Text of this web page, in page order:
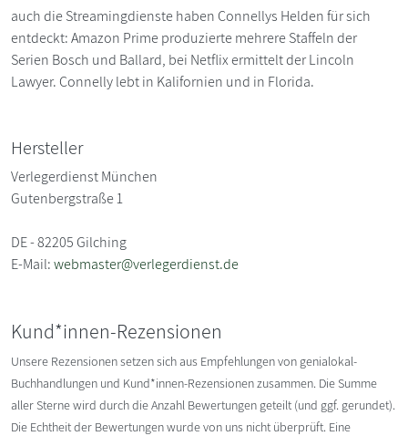
auch die Streamingdienste haben Connellys Helden für sich
entdeckt: Amazon Prime produzierte mehrere Staffeln der
Serien Bosch und Ballard, bei Netflix ermittelt der Lincoln
Lawyer. Connelly lebt in Kalifornien und in Florida.
Hersteller
Verlegerdienst München
Gutenbergstraße 1
DE - 82205 Gilching
E-Mail:webmaster@verlegerdienst.de
Kund*innen-Rezensionen
Unsere Rezensionen setzen sich aus Empfehlungen von genialokal-
Buchhandlungen und Kund*innen-Rezensionen zusammen. Die Summe
aller Sterne wird durch die Anzahl Bewertungen geteilt (und ggf. gerundet).
Die Echtheit der Bewertungen wurde von uns nicht überprüft. Eine